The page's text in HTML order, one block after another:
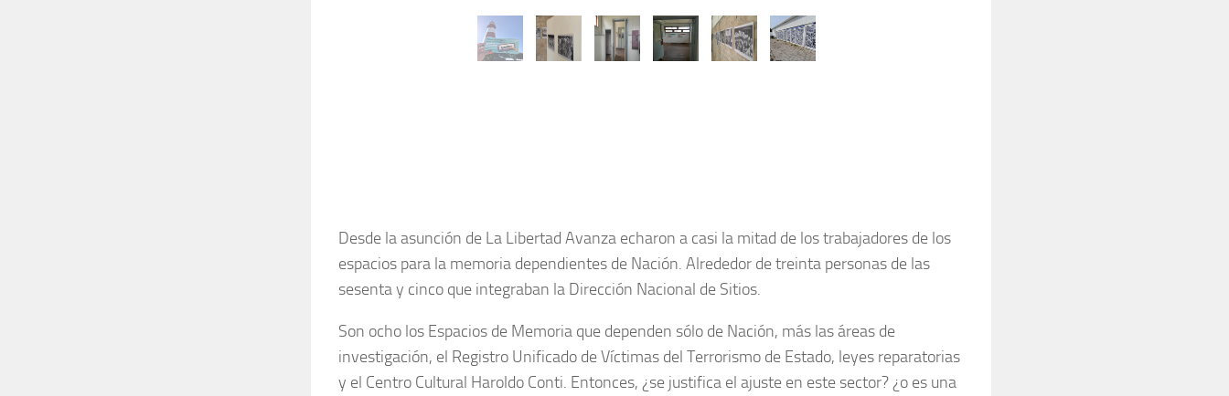
Desde la asunción de La Libertad Avanza echaron a casi la mitad de los trabajadores de los
espacios para la memoria dependientes de Nación. Alrededor de treinta personas de las
sesenta y cinco que integraban la Dirección Nacional de Sitios.
Son ocho los Espacios de Memoria que dependen sólo de Nación, más las áreas de
investigación, el Registro Unificado de Víctimas del Terrorismo de Estado, leyes reparatorias
y el Centro Cultural Haroldo Conti. Entonces, ¿se justifica el ajuste en este sector? ¿o es una